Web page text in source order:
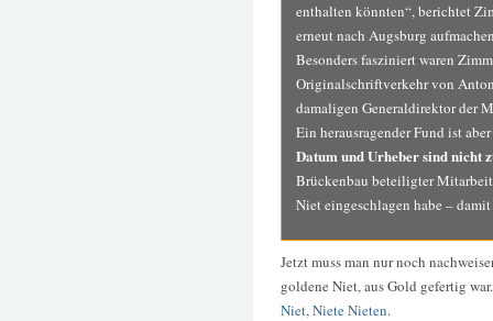
enthalten könnten“, berichtet
erneut nach Augsburg
Besonders fasziniert waren
Originalschriftverkehr von
damaligen Generaldirektor der
Ein herausragender Fund ist
Datum und Urheber sind nicht
Brückenbau beteiligter
Niet eingeschlagen habe –
Jetzt muss man nur noch
goldene Niet, aus Gold gefertig
Niet, Niete Nieten.